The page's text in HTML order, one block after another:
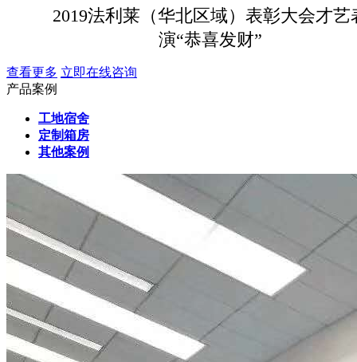
2019法利莱（华北区域）表彰大会才艺
演“恭喜发财”
查看更多 立即在线咨询
产品案例
工地宿舍
定制箱房
其他案例